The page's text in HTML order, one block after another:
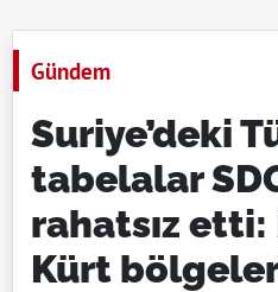
Gündem
Suriye’deki
tabelalar
rahatsız
Kürt